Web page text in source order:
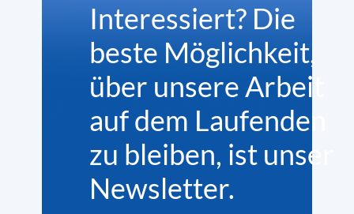
Interessiert? Die
beste Möglichkeit,
über unsere Arbeit
auf dem Laufenden
zu bleiben, ist unser
Newsletter.